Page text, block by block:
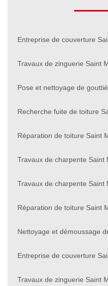
Entreprise de couverture
Travaux de zinguerie Saint
Pose et nettoyage de
Recherche fuite de toiture
Réparation de toiture Saint
Travaux de charpente Saint
Travaux de charpente Saint
Réparation de toiture Saint
Nettoyage et démoussage
Entreprise de couverture
Travaux de zinguerie Saint